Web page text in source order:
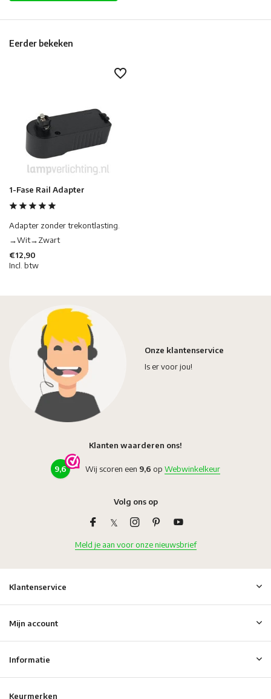
Eerder bekeken
1-Fase Rail Adapter
Adapter zonder trekontlasting.
→Wit→Zwart
€12,90
Incl. btw
Onze klantenservice
Is er voor jou!
Klanten waarderen ons!
9,6 Wij scoren een 9,6 op Webwinkelkeur
Volg ons op
Meld je aan voor onze nieuwsbrief
Klantenservice
Mijn account
Informatie
Keurmerken